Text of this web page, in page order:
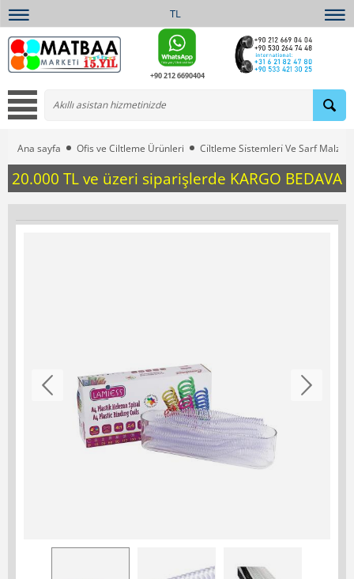
TL
+90 212 6690404
Ana sayfa Ofis ve Ciltleme Ürünleri Ci̇ltleme Si̇stemleri̇ Ve Sarf
20.000 TL ve üzeri siparişlerde KARGO BEDAVA